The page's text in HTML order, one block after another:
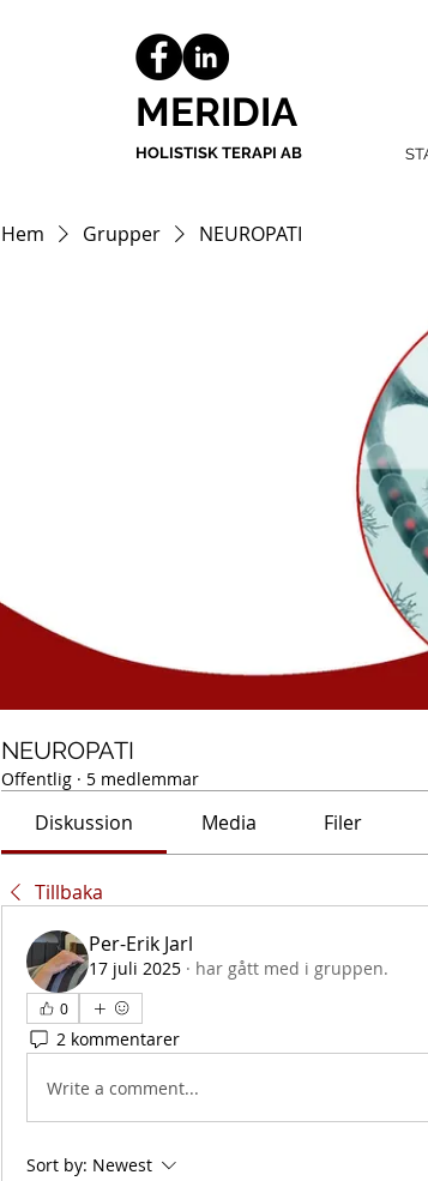
MERIDIA
HOLISTISK TERAPI AB
Hem Grupper NEUROPATI
NEUROPATI
Offentlig · 5 medlemmar
Diskussion Media Filer
Tillbaka
Per-Erik Jarl
17 juli 2025 · har gått med i gruppen.
0
2 kommentarer
Write a comment...
Sort by: Newest